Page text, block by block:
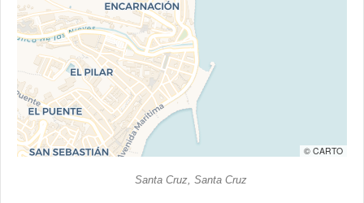
© CARTO
Santa Cruz, Santa Cruz